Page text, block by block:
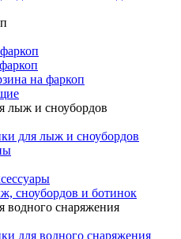
на фаркоп
лыж и сноубордов
для лыж и сноубордов
сноубордов и ботинок
водного снаряжения
для водного снаряжения